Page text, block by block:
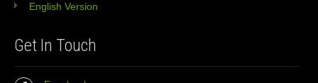
English Version
Get In Touch